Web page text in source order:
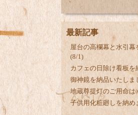
最新記事
屋台の高欄幕と水引幕
(8/1)
カフェの日除け看板を
御神鏡を納品いたしま
地蔵尊提灯のご用命は
子供用化粧廻しを納め